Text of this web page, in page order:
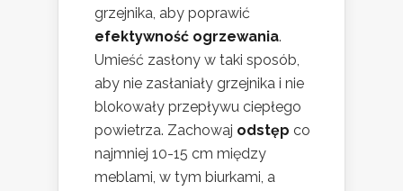
grzejnika, aby poprawić
efektywność ogrzewania.
Umieść zasłony w taki sposób,
aby nie zasłaniały grzejnika i nie
blokowały przepływu ciepłego
powietrza. Zachowaj odstęp co
najmniej 10-15 cm między
meblami, w tym biurkami, a